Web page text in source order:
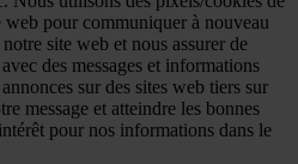
pour communiquer à nouveau
site web et nous assurer de
des messages et informations
sur des sites web tiers sur
message et atteindre les bonnes
pour nos informations dans le